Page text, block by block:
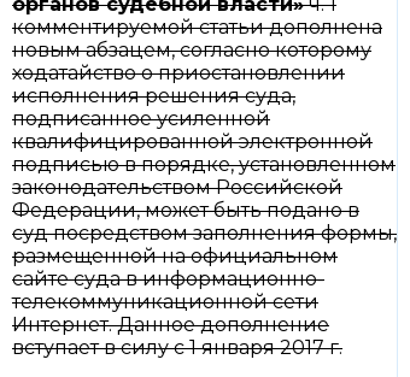
комментируемой статьи дополнена
новым абзацем, согласно которому
ходатайство о приостановлении
исполнения решения суда,
подписанное усиленной
квалифицированной электронной
подписью в порядке, установленном
законодательством Российской
Федерации, может быть подано в
суд посредством заполнения формы,
размещенной на официальном
сайте суда в информационно-
телекоммуникационной сети
Интернет. Данное дополнение
вступает в силу с 1 января 2017 г.